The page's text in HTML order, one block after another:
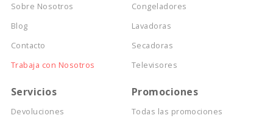
Sobre Nosotros
Blog
Contacto
Trabaja con Nosotros
Congeladores
Lavadoras
Secadoras
Televisores
Servicios
Devoluciones
Promociones
Todas las promociones